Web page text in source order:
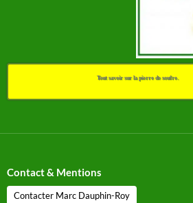
Tout savoir sur la pierre de soufre.
Contact & Mentions
Contacter Marc Dauphin-Roy